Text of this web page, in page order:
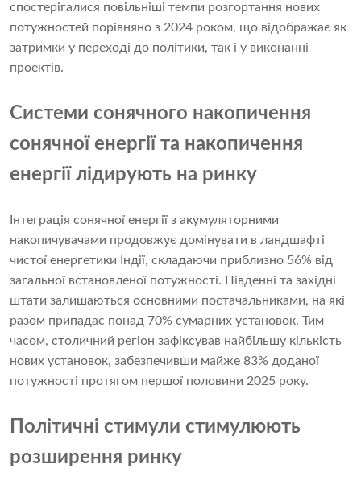
спостерігалися повільніші темпи розгортання нових
потужностей порівняно з 2024 роком, що відображає як
затримки у переході до політики, так і у виконанні
проектів.
Системи сонячного накопичення
сонячної енергії та накопичення
енергії лідирують на ринку
Інтеграція сонячної енергії з акумуляторними
накопичувачами продовжує домінувати в ландшафті
чистої енергетики Індії, складаючи приблизно 56% від
загальної встановленої потужності. Південні та західні
штати залишаються основними постачальниками, на які
разом припадає понад 70% сумарних установок. Тим
часом, столичний регіон зафіксував найбільшу кількість
нових установок, забезпечивши майже 83% доданої
потужності протягом першої половини 2025 року.
Політичні стимули стимулюють
розширення ринку